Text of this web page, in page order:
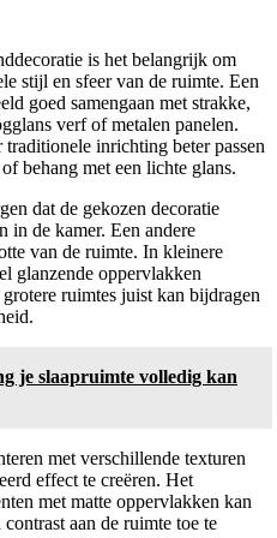
is het belangrijk om
stijl en sfeer van de ruimte. Een
goed samengaan met strakke,
verf of metalen panelen.
inrichting beter passen
behang met een lichte glans.
dat de gekozen decoratie
in de kamer. Een andere
van de ruimte. In kleinere
glanzende oppervlakken
ruimtes juist kan bijdragen
je slaapruimte volledig kan
met verschillende texturen
effect te creëren. Het
met matte oppervlakken kan
aan de ruimte toe te